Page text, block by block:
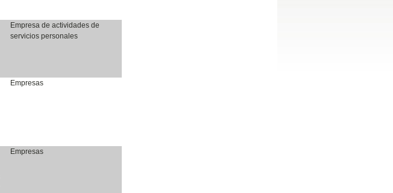
Empresa de actividades de
servicios personales
Empresas
Empresas